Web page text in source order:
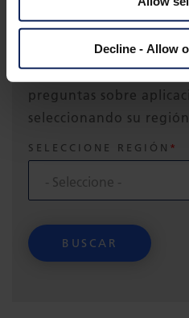
Decline - Allow
Buscar persona de
Encuentre su persona
preguntas sobre
seleccionando su
SELECCIONE REGIÓN